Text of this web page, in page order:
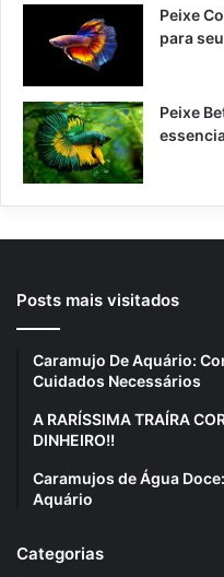
Peixe
para
Peixe
Posts mais visitados
Caramujo De Aquário:
Cuidados Necessários
A RARÍSSIMA TRAÍRA
DINHEIRO!!
Caramujos de Água
Aquário
Categorias